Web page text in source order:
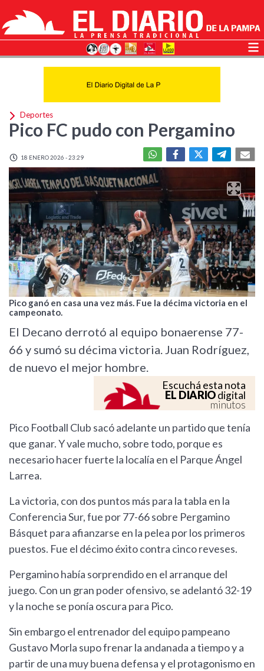
Deportes
Pico FC pudo con Pergamino
18 ENERO 2026 - 23:29
Pico ganó en casa una vez más. Fue la décima victoria en el
campeonato.
El Decano derrotó al equipo bonaerense 77-
66 y sumó su décima victoria. Juan Rodríguez,
de nuevo el mejor hombre.
Escuchá esta nota
EL DIARIOdigital
minutos
Pico Football Club sacó adelante un partido que tenía
que ganar. Y vale mucho, sobre todo, porque es
necesario hacer fuerte la localía en el Parque Ángel
Larrea.
La victoria, con dos puntos más para la tabla en la
Conferencia Sur, fue por 77-66 sobre Pergamino
Básquet para afianzarse en la pelea por los primeros
puestos. Fue el décimo éxito contra cinco reveses.
Pergamino había sorprendido en el arranque del
juego. Con un gran poder ofensivo, se adelantó 32-19
y la noche se ponía oscura para Pico.
Sin embargo el entrenador del equipo pampeano
Gustavo Morla supo frenar la andanada a tiempo y a
partir de una muy buena defensa y el protagonismo en